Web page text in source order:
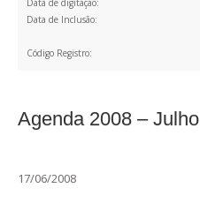
Data de digitação:
Data de Inclusão:
Código Registro:
Agenda 2008 – Julho
17/06/2008